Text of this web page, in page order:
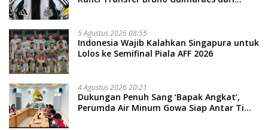
5 Agustus 2026 08:55
Indonesia Wajib Kalahkan Singapura untuk
Lolos ke Semifinal Piala AFF 2026
4 Agustus 2026 20:21
Dukungan Penuh Sang ‘Bapak Angkat’,
Perumda Air Minum Gowa Siap Antar Tim